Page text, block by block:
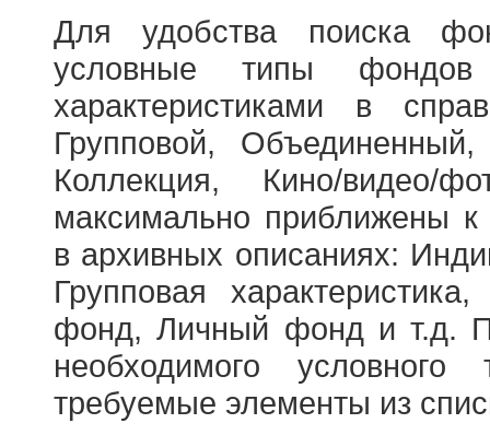
Для удобства поиска
условные типы
характеристиками в
Групповой,
Коллекция, Кино/
максимально приближены
в архивных описаниях:
Групповая
фонд, Личный фонд и т.д.
необходимого
требуемые элементы из